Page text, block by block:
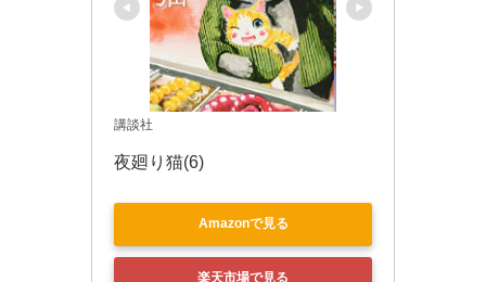
講談社
夜廻り猫(6)
Amazonで見る
楽天市場で見る